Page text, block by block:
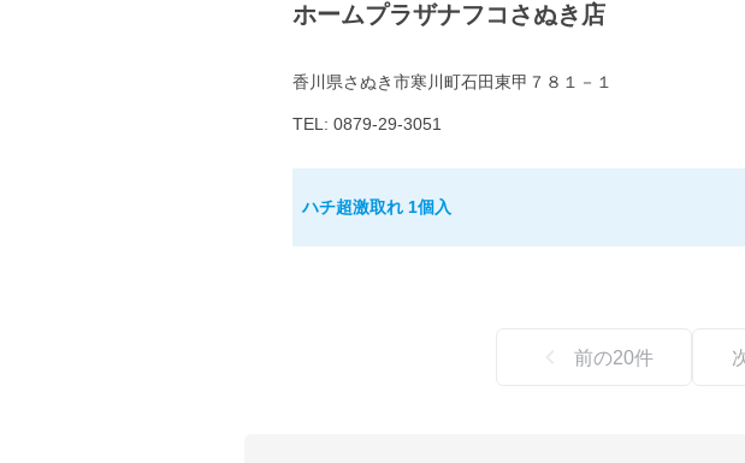
ホームプラザナフコさぬき店
香川県さぬき市寒川町石田東甲７８１－１
TEL: 0879-29-3051
ハチ超激取れ 1個入
前の20件